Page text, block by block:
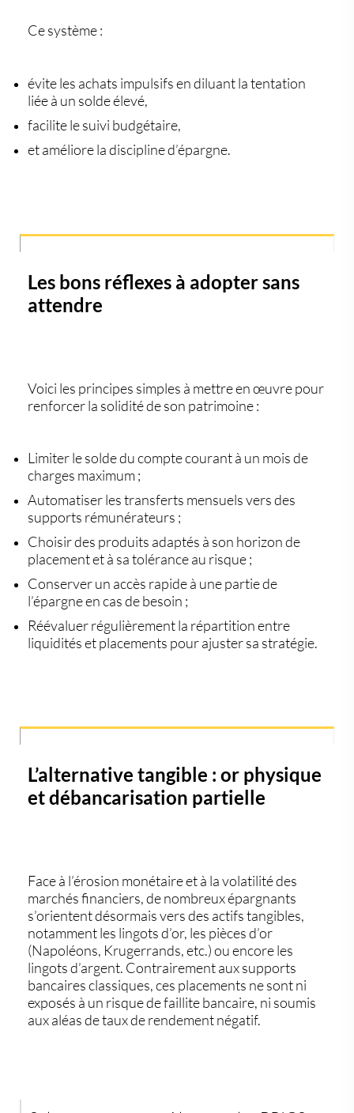
Ce système :
évite les achats impulsifsen diluant la tentation
liée à un solde élevé,
facilite lesuivi budgétaire,
et améliore ladiscipline d’épargne.
Les bons réflexes à adopter sans
attendre
Voici les principes simples à mettre en œuvre pour
renforcer la solidité de son patrimoine :
Limiter le solde du compte courantà un mois de
charges maximum ;
Automatiser les transferts mensuels vers des
supports rémunérateurs ;
Choisir des produits adaptés à son horizon de
placementet à satolérance au risque;
Conserver un accès rapideà une partie de
l’épargne en cas de besoin ;
Réévaluer régulièrement la répartition entre
liquidités et placements pour ajuster sa stratégie.
L’alternative tangible : or physique
et débancarisation partielle
Face à l’érosion monétaire et à la volatilité des
marchés financiers, de nombreux épargnants
s’orientent désormais vers des actifs tangibles,
notamment les lingots d’or, les pièces d’or
(Napoléons, Krugerrands, etc.) ou encore les
lingots d’argent. Contrairement aux supports
bancaires classiques, ces placements ne sont ni
exposés à un risque de faillite bancaire, ni soumis
aux aléas de taux de rendement négatif.